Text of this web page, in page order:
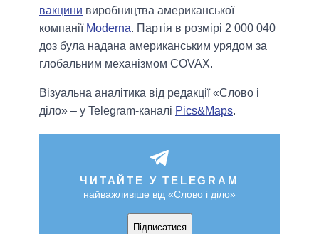
вакцини виробництва американської
компанії Moderna. Партія в розмірі 2 000 040
доз була надана американським урядом за
глобальним механізмом COVAX.
Візуальна аналітика від редакції «Слово і
діло» – у Telegram-каналі Pics&Maps.
ЧИТАЙТЕ У TELEGRAM
найважливіше від «Слово і діло»
Підписатися